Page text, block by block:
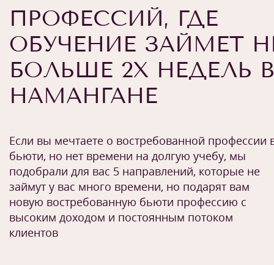
ПРОФЕССИЙ, ГДЕ
ОБУЧЕНИЕ ЗАЙМЕТ
БОЛЬШЕ 2Х НЕДЕЛЬ В
НАМАНГАНЕ
Если вы мечтаете о востребованной профессии
бьюти, но нет времени на долгую учебу, мы
подобрали для вас 5 направлений, которые не
займут у вас много времени, но подарят вам
новую востребованную бьюти профессию с
высоким доходом и постоянным потоком
клиентов